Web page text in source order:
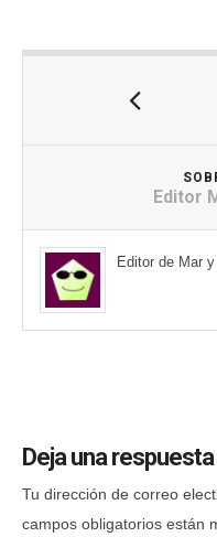
Editor
Editor de Mar
Deja una respuesta
Tu dirección de correo
campos obligatorios están